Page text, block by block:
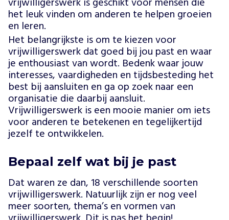
het leuk vinden om anderen te helpen groeien
en leren.
Het belangrijkste is om te kiezen voor
vrijwilligerswerk dat goed bij jou past en waar
je enthousiast van wordt. Bedenk waar jouw
interesses, vaardigheden en tijdsbesteding het
best bij aansluiten en ga op zoek naar een
organisatie die daarbij aansluit.
Vrijwilligerswerk is een mooie manier om iets
voor anderen te betekenen en tegelijkertijd
jezelf te ontwikkelen.
Bepaal zelf wat bij je past
Dat waren ze dan, 18 verschillende soorten
vrijwilligerswerk. Natuurlijk zijn er nog veel
meer soorten, thema’s en vormen van